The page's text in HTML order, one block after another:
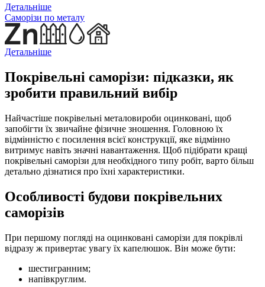
Детальніше
Саморізи по металу
Детальніше
Покрівельні саморізи: підказки, як
зробити правильний вибір
Найчастіше покрівельні металовироби оцинковані, щоб
запобігти їх звичайне фізичне зношення. Головною їх
відмінністю є посилення всієї конструкції, яке відмінно
витримує навіть значні навантаження. Щоб підібрати кращі
покрівельні саморізи для необхідного типу робіт, варто більш
детально дізнатися про їхні характеристики.
Особливості будови покрівельних
саморізів
При першому погляді на оцинковані саморізи для покрівлі
відразу ж привертає увагу їх капелюшок. Він може бути:
шестигранним;
напівкруглим.